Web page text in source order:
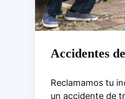
Accidentes
Reclamamos tu
un accidente de